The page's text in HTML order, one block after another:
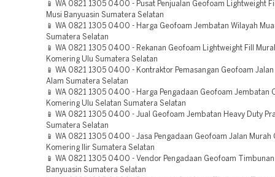
📱 WA 0821 1305 0400 - Pusat Penjualan Geofoam Lightweight
Musi Banyuasin Sumatera Selatan
📱 WA 0821 1305 0400 - Harga Geofoam Jembatan Wilayah
Sumatera Selatan
📱 WA 0821 1305 0400 - Rekanan Geofoam Lightweight Fill
Komering Ulu Sumatera Selatan
📱 WA 0821 1305 0400 - Kontraktor Pemasangan Geofoam Jalan
Alam Sumatera Selatan
📱 WA 0821 1305 0400 - Harga Pengadaan Geofoam Jembatan
Komering Ulu Selatan Sumatera Selatan
📱 WA 0821 1305 0400 - Jual Geofoam Jembatan Heavy Duty
Sumatera Selatan
📱 WA 0821 1305 0400 - Jasa Pengadaan Geofoam Jalan Murah
Komering Ilir Sumatera Selatan
📱 WA 0821 1305 0400 - Vendor Pengadaan Geofoam Timbunan
Banyuasin Sumatera Selatan